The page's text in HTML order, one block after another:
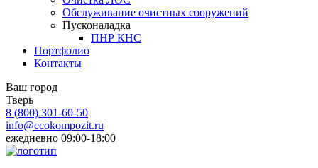
Обслуживание очистных сооружений
Пусконаладка
ПНР КНС
Портфолио
Контакты
Ваш город
Тверь
8 (800) 301-60-50
info@ecokompozit.ru
ежедневно 09:00-18:00